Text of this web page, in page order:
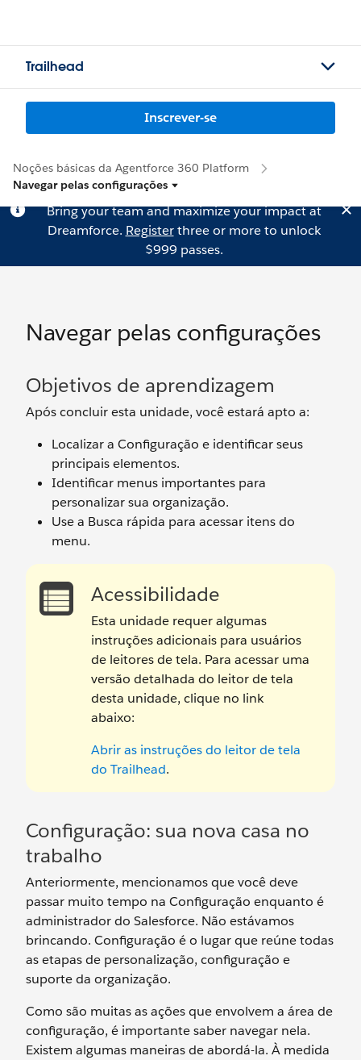
Trailhead
Inscrever-se
Noções básicas da Agentforce 360 Platform
Navegar pelas configurações
Bring your team and maximize your impact at
Dreamforce. Registerthree or more to unlock
$999 passes.
Navegar pelas configurações
Objetivos de aprendizagem
Após concluir esta unidade, você estará apto a:
Localizar a Configuração e identificar seus
principais elementos.
Identificar menus importantes para
personalizar sua organização.
Use a Busca rápida para acessar itens do
menu.
Acessibilidade
Esta unidade requer algumas
instruções adicionais para usuários
de leitores de tela. Para acessar uma
versão detalhada do leitor de tela
desta unidade, clique no link
abaixo:
Abrir as instruções do leitor de tela
do Trailhead.
Configuração: sua nova casa no
trabalho
Anteriormente, mencionamos que você deve
passar muito tempo na Configuração enquanto é
administrador do Salesforce. Não estávamos
brincando. Configuração é o lugar que reúne todas
as etapas de personalização, configuração e
suporte da organização.
Como são muitas as ações que envolvem a área de
configuração, é importante saber navegar nela.
Existem algumas maneiras de abordá-la. À medida